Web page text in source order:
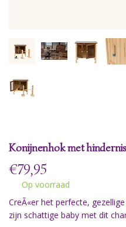
Konijnenhok met hindernis
€79,95
Op voorraad
CreÃ«er het perfecte,
zijn schattige baby met dit